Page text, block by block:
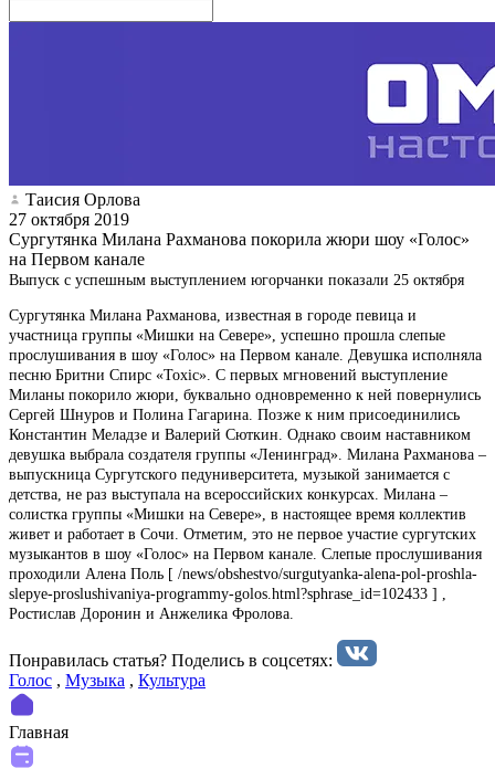
Таисия Орлова
27 октября 2019
Сургутянка Милана Рахманова покорила жюри шоу «Голос»
на Первом канале
Выпуск с успешным выступлением югорчанки показали 25 октября
Сургутянка Милана Рахманова, известная в городе певица и
участница группы «Мишки на Севере», успешно прошла слепые
прослушивания в шоу «Голос» на Первом канале. Девушка исполняла
песню Бритни Спирс «Toxic». С первых мгновений выступление
Миланы покорило жюри, буквально одновременно к ней повернулись
Сергей Шнуров и Полина Гагарина. Позже к ним присоединились
Константин Меладзе и Валерий Сюткин. Однако своим наставником
девушка выбрала создателя группы «Ленинград». Милана Рахманова –
выпускница Сургутского педуниверситета, музыкой занимается с
детства, не раз выступала на всероссийских конкурсах. Милана –
солистка группы «Мишки на Севере», в настоящее время коллектив
живет и работает в Сочи. Отметим, это не первое участие сургутских
музыкантов в шоу «Голос» на Первом канале. Слепые прослушивания
проходили Алена Поль [ /news/obshestvo/surgutyanka-alena-pol-proshla-
slepye-proslushivaniya-programmy-golos.html?sphrase_id=102433 ] ,
Ростислав Доронин и Анжелика Фролова.
Понравилась статья? Поделиcь в соцсетях:
Голос , Музыка , Культура
Главная